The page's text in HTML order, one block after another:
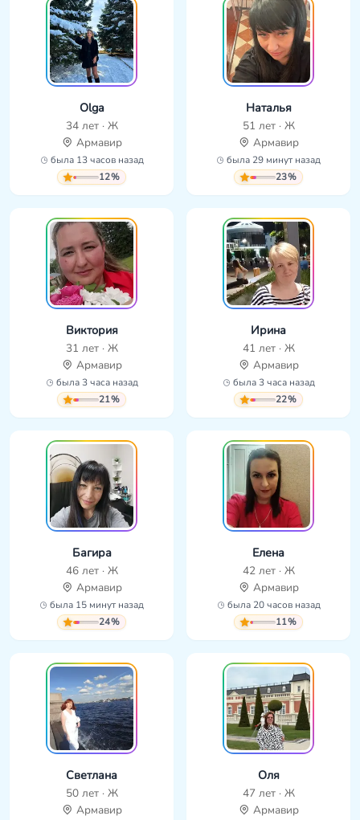
Olga
34 лет · Ж
Армавир
была 13 часов назад
12%
Наталья
51 лет · Ж
Армавир
была 29 минут назад
23%
Виктория
31 лет · Ж
Армавир
была 3 часа назад
21%
Ирина
41 лет · Ж
Армавир
была 3 часа назад
22%
Багира
46 лет · Ж
Армавир
была 15 минут назад
24%
Елена
42 лет · Ж
Армавир
была 20 часов назад
11%
Светлана
50 лет · Ж
Армавир
Оля
47 лет · Ж
Армавир